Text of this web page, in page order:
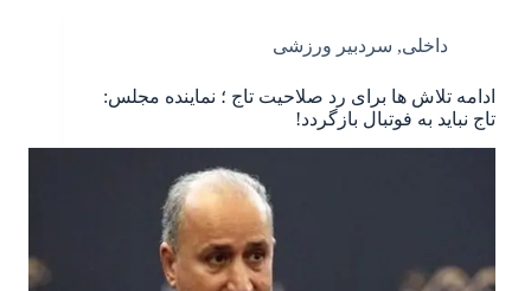
داخلی, سردبیر ورزشی
ادامه تلاش ها برای رد صلاحیت تاج ؛ نماینده مجلس:
تاج نباید به فوتبال بازگردد!